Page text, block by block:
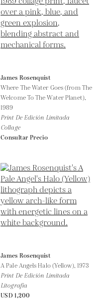
James Rosenquist
Where The Water Goes (from The
Welcome To The Water Planet),
1989
Print De Edición Limitada
Collage
Consultar Precio
James Rosenquist
A Pale Angels Halo (Yellow), 1973
Print De Edición Limitada
Litografía
USD 1,200